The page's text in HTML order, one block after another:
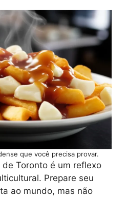
que você precisa provar.
Toronto é um reflexo
Prepare seu
ao mundo, mas não